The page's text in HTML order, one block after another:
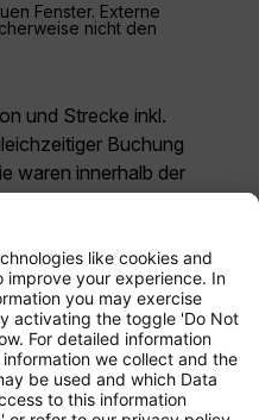
Fenster. Externe
nicht den
und Strecke inkl.
Buchung
waren innerhalb der
Bei den für die
Tarifen handelt es
unsere restriktivste
zusätzliche Gebühren
andere optionale
dieAllgemeinen